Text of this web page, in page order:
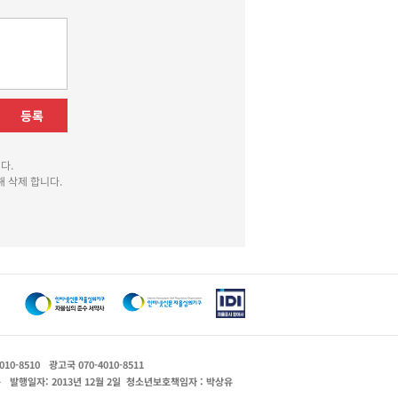
등록
.
삭제 합니다.
8510
광고국 070-4010-8511
발행일자: 2013년 12월 2일 청소년보호책임자 : 박상유